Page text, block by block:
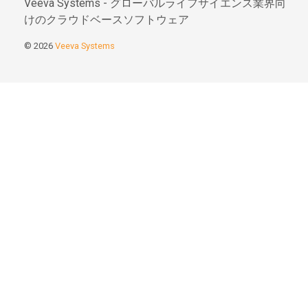
Veeva Systems - グローバルライフサイエンス業界向
けのクラウドベースソフトウェア
© 2026 Veeva Systems